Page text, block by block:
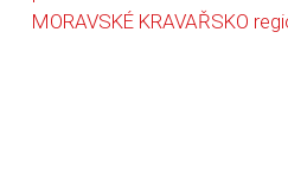
MORAVSKÉ KRAVAŘSKO